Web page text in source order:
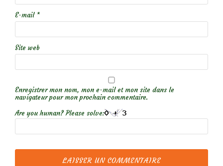
E-mail *
Site web
Enregistrer mon nom, mon e-mail et mon site dans le
navigateur pour mon prochain commentaire.
Are you human? Please solve: